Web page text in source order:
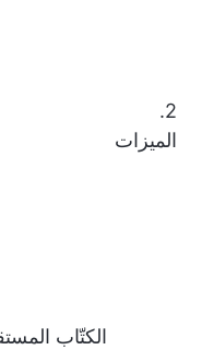
2.
الميزات
الكتّاب